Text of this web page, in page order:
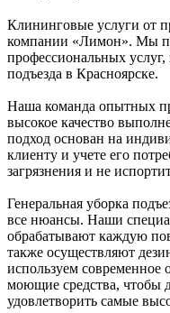
Клининговые услуги от
компании «Лимон». Мы
профессиональных услуг,
подъезда в Красноярске.
Наша команда опытных
высокое качество
подход основан на
клиенту и учете его
загрязнения и не
Генеральная уборка
все нюансы. Наши
обрабатывают каждую
также осуществляют
используем современное
моющие средства, чтобы
удовлетворить самые